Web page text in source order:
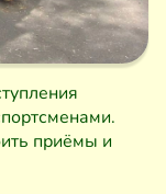
приёмы и